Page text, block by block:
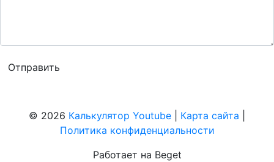
© 2026 Калькулятор Youtube Карта сайта
Политика конфиденциальности
Работает на Beget